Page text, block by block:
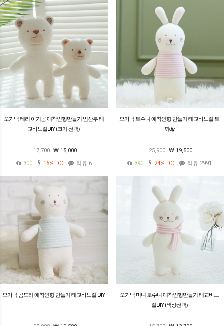
오가닉 테리 아기곰 애착인형만들기 임산부 태
교바느질DIY (크기 선택)
17,700
15,000
300
15% DC 리뷰 6
오가닉 토수니 애착인형 만들기 태교바느질 토
끼diy
25,900
19,500
390
24% DC 리뷰 2991
오가닉 곰도리 애착인형 만들기 태교바느질 DIY
오가닉 미니 토수니 애착인형만들기 태교바느
질DIY (색상선택)